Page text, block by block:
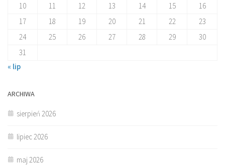
10
11 12 13 14 15
16
17
18 19 20 21 22
23
24
25 26 27 28 29
30
31
« lip
ARCHIWA
sierpień 2026
lipiec 2026
maj 2026